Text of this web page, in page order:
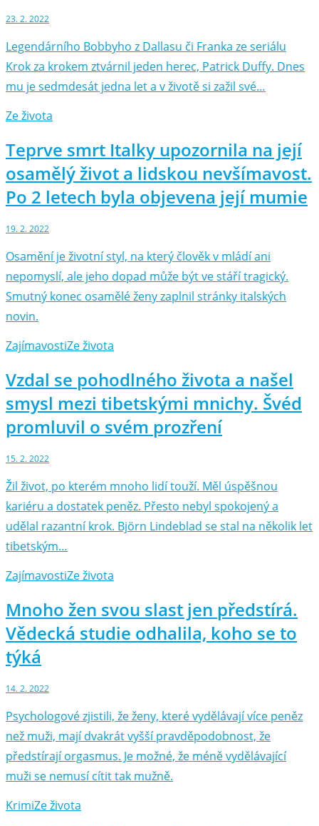
23. 2. 2022
Legendárního Bobbyho z Dallasu či Franka ze seriálu
Krok za krokem ztvárnil jeden herec, Patrick Duffy. Dnes
mu je sedmdesát jedna let a v životě si zažil své…
Ze života
Teprve smrt Italky upozornila na její
osamělý život a lidskou nevšímavost.
Po 2 letech byla objevena její mumie
19. 2. 2022
Osamění je životní styl, na který člověk v mládí ani
nepomyslí, ale jeho dopad může být ve stáří tragický.
Smutný konec osamělé ženy zaplnil stránky italských
novin.
ZajímavostiZe života
Vzdal se pohodlného života a našel
smysl mezi tibetskými mnichy. Švéd
promluvil o svém prozření
15. 2. 2022
Žil život, po kterém mnoho lidí touží. Měl úspěšnou
kariéru a dostatek peněz. Přesto nebyl spokojený a
udělal razantní krok. Björn Lindeblad se stal na několik let
tibetským…
ZajímavostiZe života
Mnoho žen svou slast jen předstírá.
Vědecká studie odhalila, koho se to
týká
14. 2. 2022
Psychologové zjistili, že ženy, které vydělávají více peněz
než muži, mají dvakrát vyšší pravděpodobnost, že
předstírají orgasmus. Je možné, že méně vydělávající
muži se nemusí cítit tak mužně.
KrimiZe života